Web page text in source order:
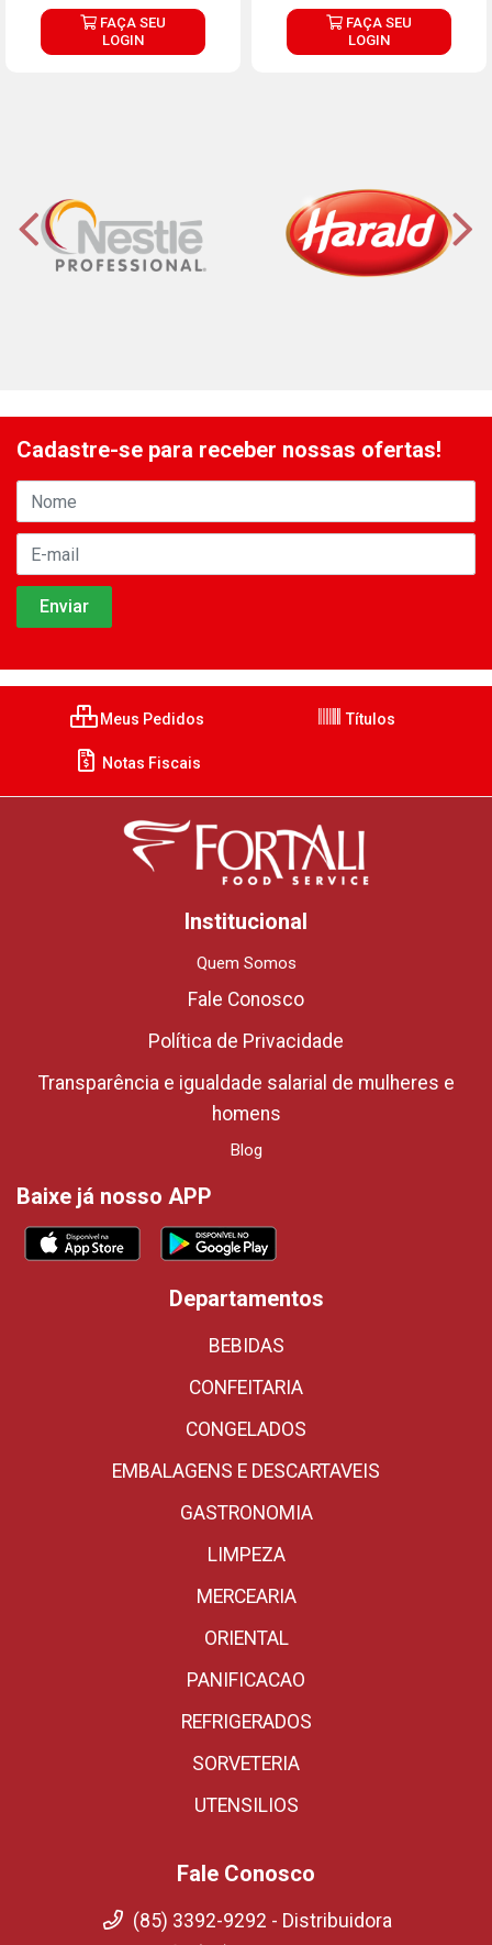
FAÇA SEU
LOGIN
FAÇA SEU
LOGIN
Cadastre-se para receber nossas ofertas!
Meus Pedidos Títulos
Notas Fiscais
Institucional
Quem Somos
Fale Conosco
Política de Privacidade
Transparência e igualdade salarial de mulheres e
homens
Blog
Baixe já nosso APP
Departamentos
BEBIDAS
CONFEITARIA
CONGELADOS
EMBALAGENS E DESCARTAVEIS
GASTRONOMIA
LIMPEZA
MERCEARIA
ORIENTAL
PANIFICACAO
REFRIGERADOS
SORVETERIA
UTENSILIOS
Fale Conosco
(85) 3392-9292 - Distribuidora